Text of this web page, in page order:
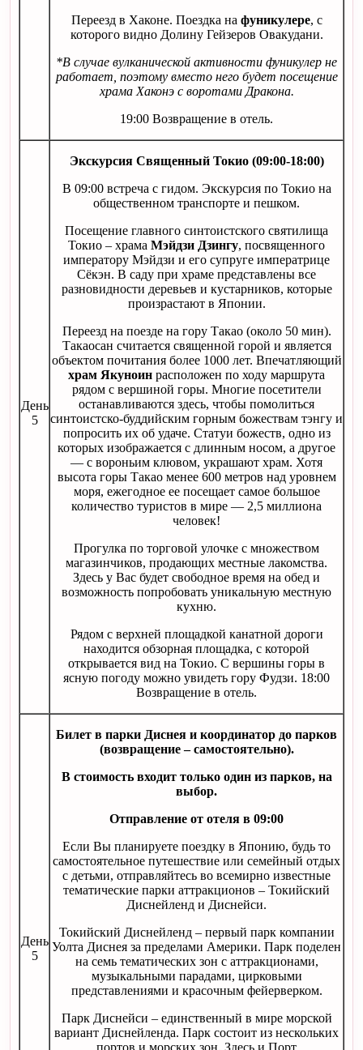
Переезд в Хаконе. Поездка на фуникулере, с
которого видно Долину Гейзеров Овакудани.
*В случае вулканической активности фуникулер не
работает, поэтому вместо него будет посещение
храма Хаконэ с воротами Дракона.
19:00 Возвращение в отель.
День
5
Экскурсия Священный Токио (09:00-18:00)
В 09:00 встреча с гидом. Экскурсия по Токио на
общественном транспорте и пешком.
Посещение главного синтоистского святилища
Токио – храма Мэйдзи Дзингу, посвященного
императору Мэйдзи и его супруге императрице
Сёкэн. В саду при храме представлены все
разновидности деревьев и кустарников, которые
произрастают в Японии.
Переезд на поезде на гору Такао (около 50 мин).
Такаосан считается священной горой и является
объектом почитания более 1000 лет. Впечатляющий
храм Якуноин расположен по ходу маршрута
рядом с вершиной горы. Многие посетители
останавливаются здесь, чтобы помолиться
синтоистско-буддийским горным божествам тэнгу и
попросить их об удаче. Статуи божеств, одно из
которых изображается с длинным носом, а другое
— с вороньим клювом, украшают храм. Хотя
высота горы Такао менее 600 метров над уровнем
моря, ежегодное ее посещает самое большое
количество туристов в мире — 2,5 миллиона
человек!
Прогулка по торговой улочке с множеством
магазинчиков, продающих местные лакомства.
Здесь у Вас будет свободное время на обед и
возможность попробовать уникальную местную
кухню.
Рядом с верхней площадкой канатной дороги
находится обзорная площадка, с которой
открывается вид на Токио. С вершины горы в
ясную погоду можно увидеть гору Фудзи. 18:00
Возвращение в отель.
День
5
Билет в парки Диснея и координатор до парков
(возвращение – самостоятельно).
В стоимость входит только один из парков, на
выбор.
Отправление от отеля в 09:00
Если Вы планируете поездку в Японию, будь то
самостоятельное путешествие или семейный отдых
с детьми, отправляйтесь во всемирно известные
тематические парки аттракционов – Токийский
Диснейленд и Диснейси.
Токийский Диснейленд – первый парк компании
Уолта Диснея за пределами Америки. Парк поделен
на семь тематических зон с аттракционами,
музыкальными парадами, цирковыми
представлениями и красочным фейерверком.
Парк Диснейси – единственный в мире морской
вариант Диснейленда. Парк состоит из нескольких
портов и морских зон. Здесь и Порт